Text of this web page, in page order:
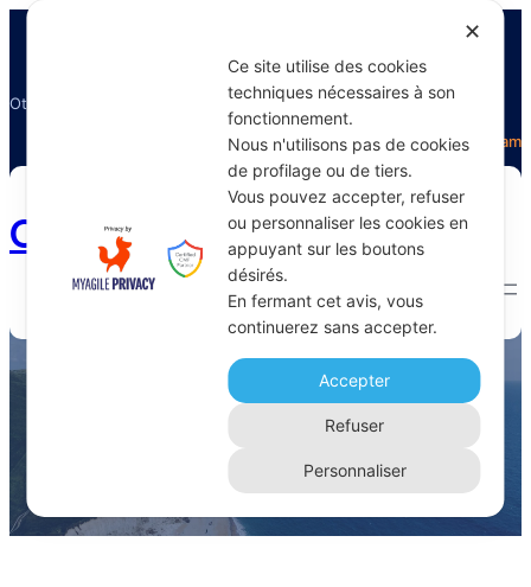
Otectours, le spécialiste du voyage
FacebookTwitterInstagram
Otectours.com
visite guidée
Home
✕
Ce site utilise des cookies
techniques nécessaires à son
fonctionnement.
Nous n'utilisons pas de cookies
de profilage ou de tiers.
Vous pouvez accepter, refuser
ou personnaliser les cookies en
appuyant sur les boutons
désirés.
En fermant cet avis, vous
continuerez sans accepter.
Accepter
Refuser
Personnaliser